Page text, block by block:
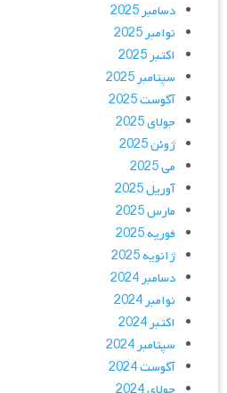
دسامبر 2025
نوامبر 2025
اکتبر 2025
سپتامبر 2025
آگوست 2025
جولای 2025
ژوئن 2025
می 2025
آوریل 2025
مارس 2025
فوریه 2025
ژانویه 2025
دسامبر 2024
نوامبر 2024
اکتبر 2024
سپتامبر 2024
آگوست 2024